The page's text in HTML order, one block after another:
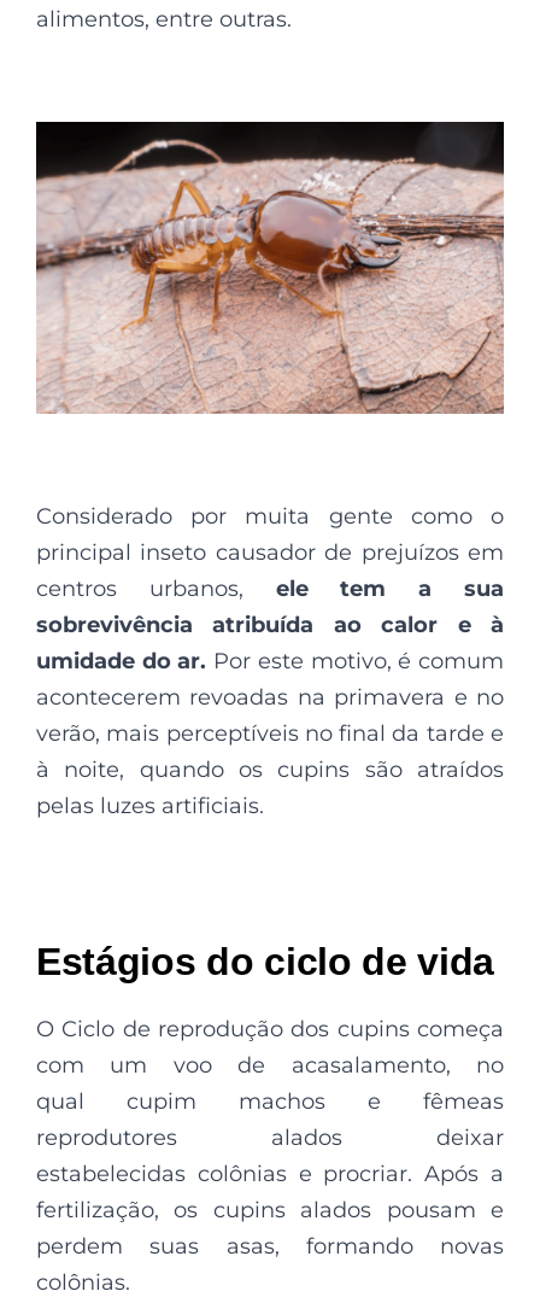
alimentos, entre outras.
Considerado por muita gente como o
principal inseto causador de prejuízos em
centros urbanos, ele tem a sua
sobrevivência atribuída ao calor e à
umidade do ar. Por este motivo, é comum
acontecerem revoadas na primavera e no
verão, mais perceptíveis no final da tarde e
à noite, quando os cupins são atraídos
pelas luzes artificiais.
Estágios do ciclo de vida
O Ciclo de reprodução dos cupins começa
com um voo de acasalamento, no
qual cupim machos e fêmeas
reprodutores alados deixar
estabelecidas colônias e procriar. Após a
fertilização, os cupins alados pousam e
perdem suas asas, formando novas
colônias.